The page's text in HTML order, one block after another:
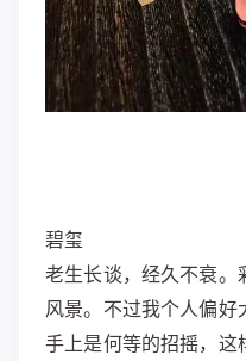
碧玺
老生长谈，经久不衰。
风景。不过我个人偏好
手上是何等的招摇，这